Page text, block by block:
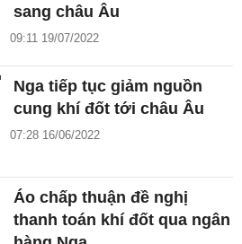
sang châu Âu
09:11 19/07/2022
Nga tiếp tục giảm nguồn
cung khí đốt tới châu Âu
07:28 16/06/2022
Áo chấp thuận đề nghị
thanh toán khí đốt qua ngân